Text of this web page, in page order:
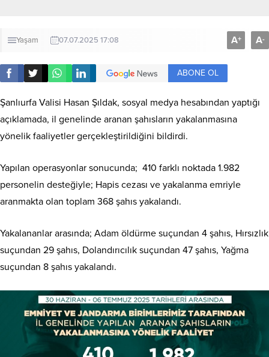
Yaşam 07.07.2025 17:08 A+ A-
ABONE OL
Şanlıurfa Valisi Hasan Şıldak, sosyal medya hesabından yaptığı
açıklamada, il genelinde aranan şahısların yakalanmasına
yönelik faaliyetler gerçekleştirildiğini bildirdi.
Yapılan operasyonlar sonucunda; 410 farklı noktada 1.982
personelin desteğiyle; Hapis cezası ve yakalanma emriyle
aranmakta olan toplam 368 şahıs yakalandı.
Yakalananlar arasında; Adam öldürme suçundan 4 şahıs, Hırsızlık
suçundan 29 şahıs, Dolandırıcılık suçundan 47 şahıs, Yağma
suçundan 8 şahıs yakalandı.